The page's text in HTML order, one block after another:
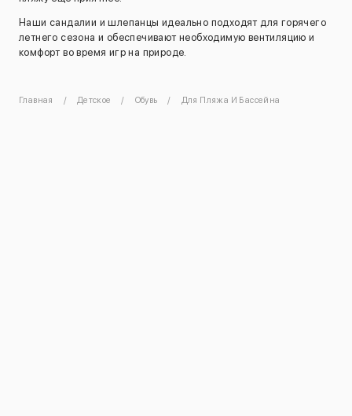
Наши сандалии и шлепанцы идеально подходят для горячего
летнего сезона и обеспечивают необходимую вентиляцию и
комфорт во время игр на природе.
Главная Детское Обувь Для Пляжа И Бассейна